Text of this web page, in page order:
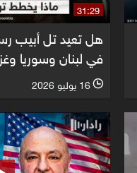
31:29
هل تعيد تل أبيب
في لبنان وسوريا
l 16 يوليو 2026